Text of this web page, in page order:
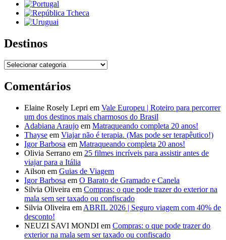
Destinos
Destinos
Comentários
Elaine Rosely Lepri em Vale Europeu | Roteiro para percorrer
um dos destinos mais charmosos do Brasil
Adabiana Araujo em Matraqueando completa 20 anos!
Thayse em Viajar não é terapia. (Mas pode ser terapêutico!)
Igor Barbosa em Matraqueando completa 20 anos!
Olivia Serrano em 25 filmes incríveis para assistir antes de
viajar para a Itália
Ailson em Guias de Viagem
Igor Barbosa em O Barato de Gramado e Canela
Silvia Oliveira em Compras: o que pode trazer do exterior na
mala sem ser taxado ou confiscado
Silvia Oliveira em ABRIL 2026 | Seguro viagem com 40% de
desconto!
NEUZI SAVI MONDI em Compras: o que pode trazer do
exterior na mala sem ser taxado ou confiscado